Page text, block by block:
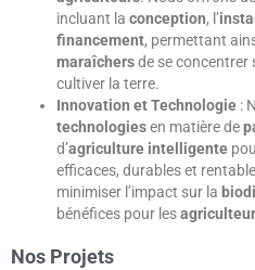
incluant la conception, l’
financement, permettant
maraîchersde se concentrer
cultiver la terre.
Innovation et Technologie :
technologiesen matière de
d’agriculture intelligente
efficaces, durables et
minimiser l’impact sur la
bénéfices pour les
Nos Projets